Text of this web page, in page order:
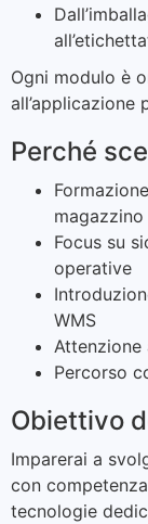
Ogni modulo è
all’applicazione
Perché
magazzino
Focus su
operative
WMS
Percorso
Obiettivo
Imparerai a
con
tecnologie